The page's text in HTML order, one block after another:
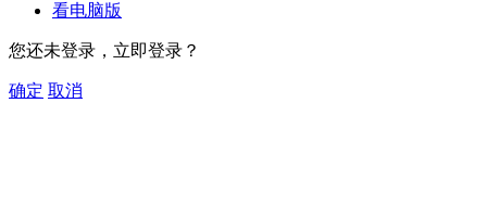
看电脑版
您还未登录，立即登录？
确定 取消